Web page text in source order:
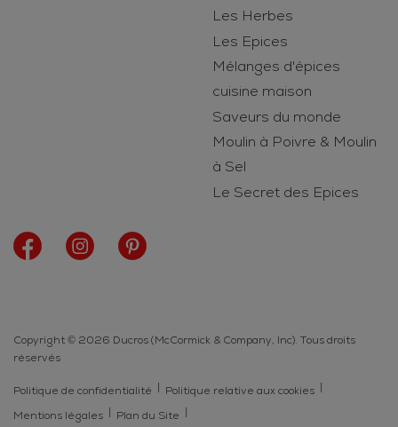
Les Herbes
Les Epices
Mélanges d'épices
cuisine maison
Saveurs du monde
Moulin à Poivre & Moulin
à Sel
Le Secret des Epices
Copyright © 2026 Ducros (McCormick & Company, Inc). Tous droits
réservés
Politique de confidentialité
Politique relative aux cookies
Mentions légales
Plan du Site